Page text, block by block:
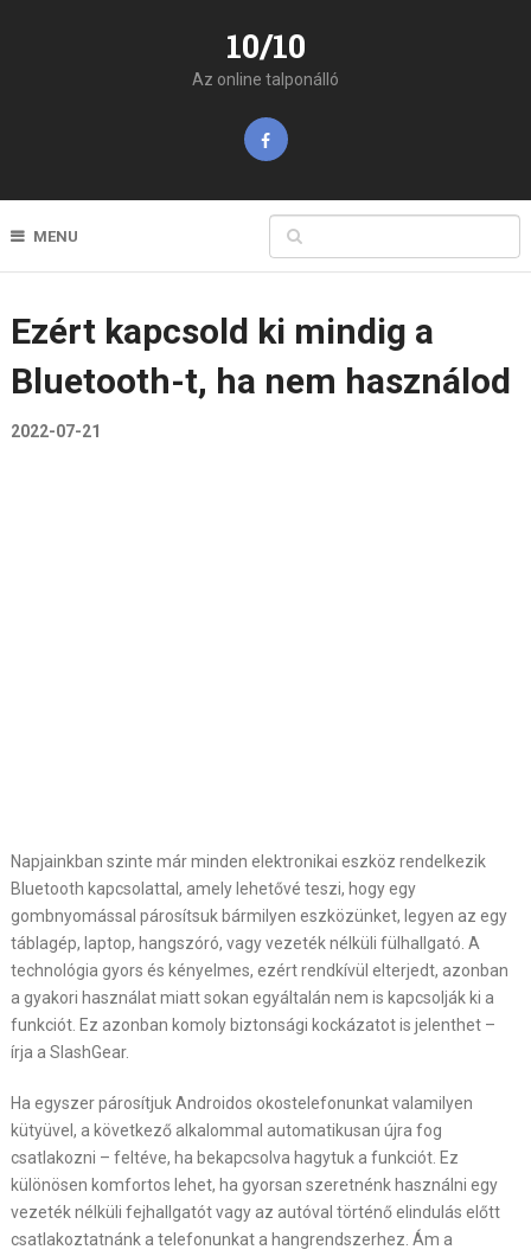
10/10
Az online talponálló
MENU
Ezért kapcsold ki mindig a
Bluetooth-t, ha nem használod
2022-07-21
Napjainkban szinte már minden elektronikai eszköz rendelkezik
Bluetooth kapcsolattal, amely lehetővé teszi, hogy egy
gombnyomással párosítsuk bármilyen eszközünket, legyen az egy
táblagép, laptop, hangszóró, vagy vezeték nélküli fülhallgató. A
technológia gyors és kényelmes, ezért rendkívül elterjedt, azonban
a gyakori használat miatt sokan egyáltalán nem is kapcsolják ki a
funkciót. Ez azonban komoly biztonsági kockázatot is jelenthet –
írja a SlashGear.
Ha egyszer párosítjuk Androidos okostelefonunkat valamilyen
kütyüvel, a következő alkalommal automatikusan újra fog
csatlakozni – feltéve, ha bekapcsolva hagytuk a funkciót. Ez
különösen komfortos lehet, ha gyorsan szeretnénk használni egy
vezeték nélküli fejhallgatót vagy az autóval történő elindulás előtt
csatlakoztatnánk a telefonunkat a hangrendszerhez. Ám a